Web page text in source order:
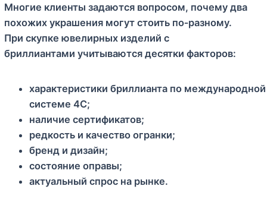
Многие клиенты задаются вопросом, почему два
похожих украшения могут стоить по‑разному.
При скупке ювелирных изделий с
бриллиантами учитываются десятки факторов:
характеристики бриллианта по международной
системе 4C;
наличие сертификатов;
редкость и качество огранки;
бренд и дизайн;
состояние оправы;
актуальный спрос на рынке.